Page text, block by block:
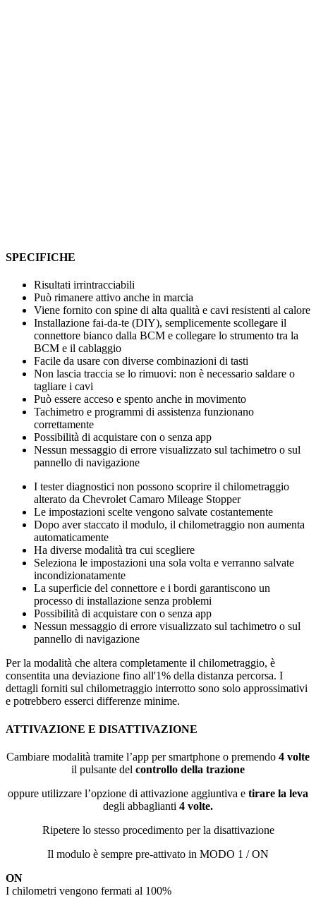
SPECIFICHE
Risultati irrintracciabili
Può rimanere attivo anche in marcia
Viene fornito con spine di alta qualità e cavi resistenti al calore
Installazione fai-da-te (DIY), semplicemente scollegare il
connettore bianco dalla BCM e collegare lo strumento tra la
BCM e il cablaggio
Facile da usare con diverse combinazioni di tasti
Non lascia traccia se lo rimuovi: non è necessario saldare o
tagliare i cavi
Può essere acceso e spento anche in movimento
Tachimetro e programmi di assistenza funzionano
correttamente
Possibilità di acquistare con o senza app
Nessun messaggio di errore visualizzato sul tachimetro o sul
pannello di navigazione
I tester diagnostici non possono scoprire il chilometraggio
alterato da Chevrolet Camaro Mileage Stopper
Le impostazioni scelte vengono salvate costantemente
Dopo aver staccato il modulo, il chilometraggio non aumenta
automaticamente
Ha diverse modalità tra cui scegliere
Seleziona le impostazioni una sola volta e verranno salvate
incondizionatamente
La superficie del connettore e i bordi garantiscono un
processo di installazione senza problemi
Possibilità di acquistare con o senza app
Nessun messaggio di errore visualizzato sul tachimetro o sul
pannello di navigazione
Per la modalità che altera completamente il chilometraggio, è
consentita una deviazione fino all'1% della distanza percorsa. I
dettagli forniti sul chilometraggio interrotto sono solo approssimativi
e potrebbero esserci differenze minime.
ATTIVAZIONE E DISATTIVAZIONE
Cambiare modalità tramite l’app per smartphone o premendo 4 volte
il pulsante del controllo della trazione
oppure utilizzare l’opzione di attivazione aggiuntiva e tirare la leva
degli abbaglianti 4 volte.
Ripetere lo stesso procedimento per la disattivazione
Il modulo è sempre pre-attivato in MODO 1 / ON
ON
I chilometri vengono fermati al 100%